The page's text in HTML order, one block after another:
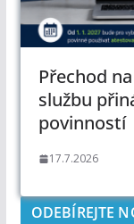
Přechod
službu
povinností
17.7.2026
ODEBÍREJTE